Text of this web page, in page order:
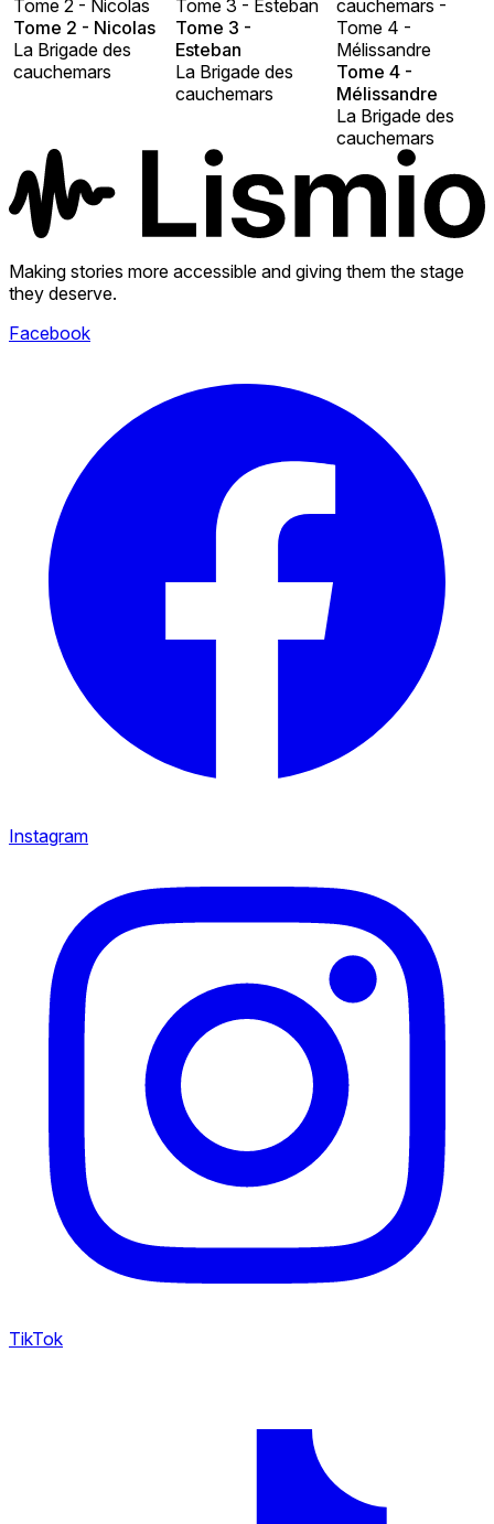
Tome 2 - Nicolas
Tome 2 - Nicolas
La Brigade des
cauchemars
Tome 3 - Esteban
Tome 3 -
Esteban
La Brigade des
cauchemars
cauchemars -
Tome 4 -
Mélissandre
Tome 4 -
Mélissandre
La Brigade des
cauchemars
Making stories more accessible and giving them the stage
they deserve.
Facebook
Instagram
TikTok